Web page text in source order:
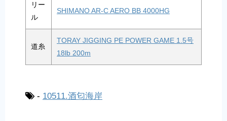
リー
ル
SHIMANO AR-C AERO BB 4000HG
道糸
TORAY JIGGING PE POWER GAME 1.5号
18lb 200m
- 10511.酒匂海岸